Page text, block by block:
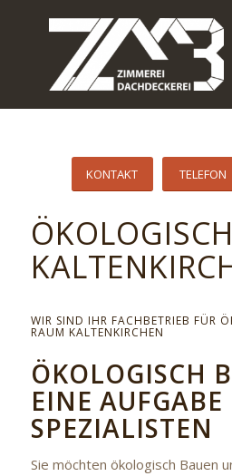
KONTAKT TELEFON
WIR SIND IHR FACHBETRIEB FÜR
RAUM KALTENKIRCHEN
ÖKOLOGISCH
EINE AUFGABE
SPEZIALISTEN
Sie möchten ökologisch Bauen